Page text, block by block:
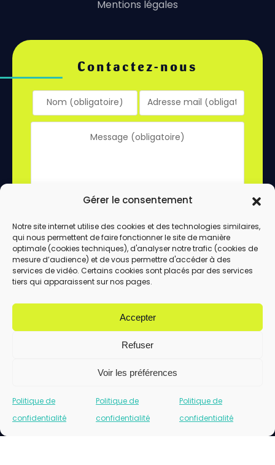
Gérer le consentement
Notre site internet utilise des cookies et des technologies similaires,
qui nous permettent de faire fonctionner le site de manière
optimale (cookies techniques), d'analyser notre trafic (cookies de
mesure d’audience) et de vous permettre d'accéder à des
services de vidéo. Certains cookies sont placés par des services
tiers qui apparaissent sur nos pages.
Accepter
Refuser
Voir les préférences
Politique de
confidentialité
Politique de
confidentialité
Politique de
confidentialité
Mentions légales
Contactez-nous
En utilisant ce formulaire, vous acceptez le
stockage et le traitement de vos données
par ce site.